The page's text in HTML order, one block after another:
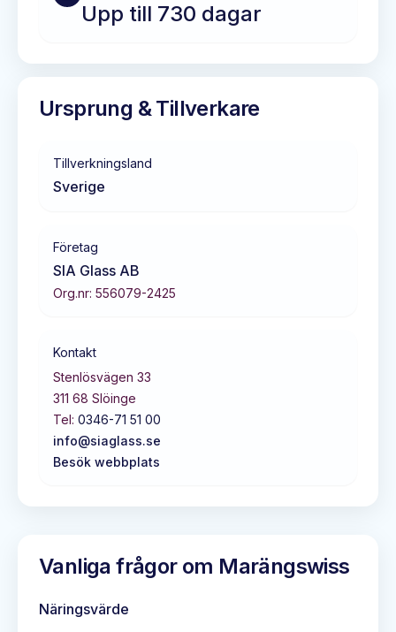
Upp till 730 dagar
Ursprung & Tillverkare
Tillverkningsland
Sverige
Företag
SIA Glass AB
Org.nr: 556079-2425
Kontakt
Stenlösvägen 33
311 68 Slöinge
Tel: 0346-71 51 00
info@siaglass.se
Besök webbplats
Vanliga frågor om Marängswiss
Näringsvärde